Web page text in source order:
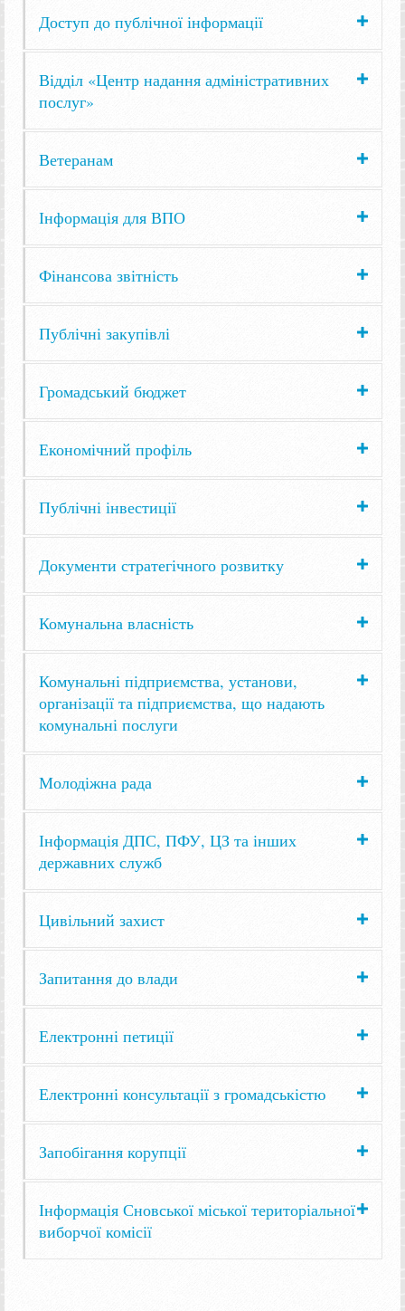
Доступ до публічної інформації
Відділ «Центр надання адміністративних
послуг»
Ветеранам
Інформація для ВПО
Фінансова звітність
Публічні закупівлі
Громадський бюджет
Економічний профіль
Публічні інвестиції
Документи стратегічного розвитку
Комунальна власність
Комунальні підприємства, установи,
організації та підприємства, що надають
комунальні послуги
Молодіжна рада
Інформація ДПС, ПФУ, ЦЗ та інших
державних служб
Цивільний захист
Запитання до влади
Електронні петиції
Електронні консультації з громадськістю
Запобігання корупції
Інформація Сновської міської територіальної
виборчої комісії